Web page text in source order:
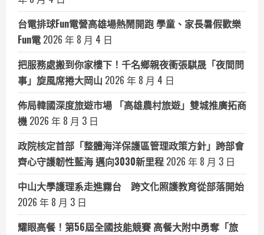
台電排球Fun電營高雄場熱鬧開跑 學童、家長暑假歡樂
Fun電 2026 年 8 月 4 日
把服務處搬到你家樓下！千名鄉親夜衝張騏晟「夜間問
事」旋風席捲大岡山 2026 年 8 月 4 日
佈局韓國深度旅遊市場 「高雄農村旅遊」雙城推廣拓商
機 2026 年 8 月 3 日
政院核定首部「整體海洋保護區管理政策方針」跨部會
齊心守護韌性藍海 邁向3030新里程 2026 年 8 月 3 日
中山大學護理系走進霧台 跨文化照護教育從部落開始
2026 年 8 月 3 日
耀眼高餐！第56屆全國技能競賽 高餐大附中勇奪「旅